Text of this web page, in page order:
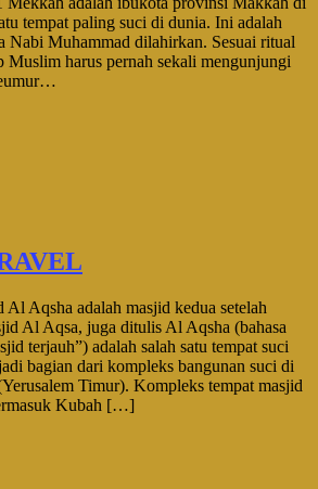
tempat paling suci di dunia. Ini adalah
Nabi Muhammad dilahirkan. Sesuai ritual
Muslim harus pernah sekali mengunjungi
Aqsha adalah masjid kedua setelah
Al Aqsa, juga ditulis Al Aqsha (bahasa
terjauh”) adalah salah satu tempat suci
bagian dari kompleks bangunan suci di
Timur). Kompleks tempat masjid
Kubah […]